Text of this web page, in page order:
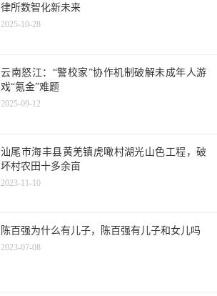
律所数智化新未来
2025-10-28
云南怒江：“警校家”协作机制破解未成年人游
戏“氪金”难题
2025-09-12
汕尾市海丰县黄羌镇虎噉村湖光山色工程，破
坏村农田十多余亩
2023-11-10
陈百强为什么有儿子，陈百强有儿子和女儿吗
2023-07-08